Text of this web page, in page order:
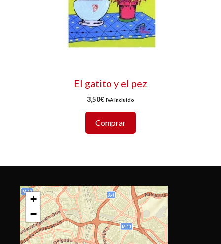
El gatito y el pez
3,50€ IVA incluido
Comprar
+
−